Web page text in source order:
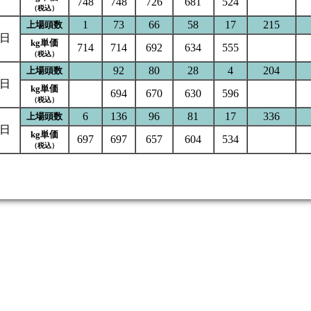
（税込）
上場頭数 1 73 66 58 17 215
kg単価
（税込）
714 714 692 634 555
上場頭数 92 80 28 4 204
kg単価
（税込）
694 670 630 596
上場頭数 6 136 96 81 17 336
kg単価
（税込）
697 697 657 604 534